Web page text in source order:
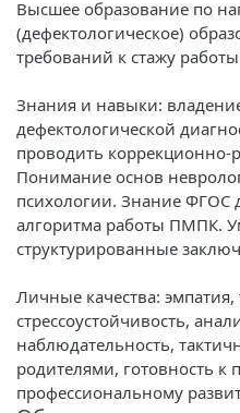
Высшее образование по
(дефектологическое)
требований к стажу
Знания и навыки:
дефектологической
проводить
Понимание основ
психологии. Знание ФГОС
алгоритма работы ПМПК.
структурированные
Личные качества: эмпатия,
стрессоустойчивость,
наблюдательность,
родителями, готовность к
профессиональному